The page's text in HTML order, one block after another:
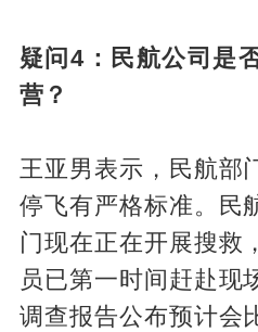
疑问4：民航公司是
营？
王亚男表示，民航部
停飞有严格标准。民
门现在正在开展搜救
员已第一时间赶赴现
调查报告公布预计会